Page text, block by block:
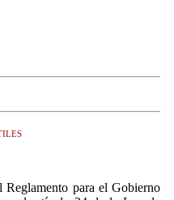
para el Gobierno